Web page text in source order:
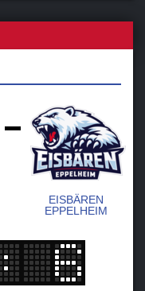
-
EISBÄREN
EPPELHEIM